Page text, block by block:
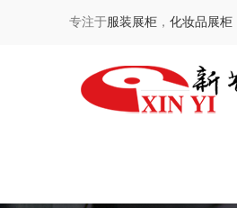
专注于服装展柜 ，化妆品展柜